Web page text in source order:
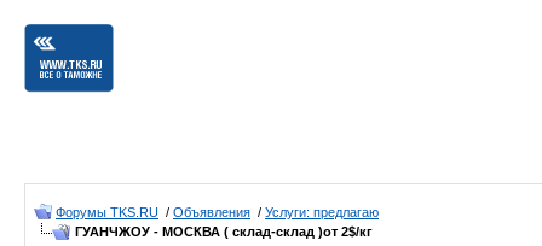
Форумы TKS.RU / Объявления / Услуги: предлагаю
ГУАНЧЖОУ - МОСКВА ( склад-склад )от 2$/кг